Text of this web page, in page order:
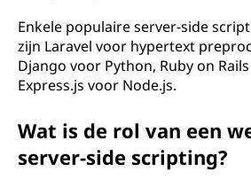
Enkele populaire server-side
zijn Laravel voor hypertext
Django voor Python, Ruby on
Express.js voor Node.js.
Wat is de rol van een
server-side scripting?